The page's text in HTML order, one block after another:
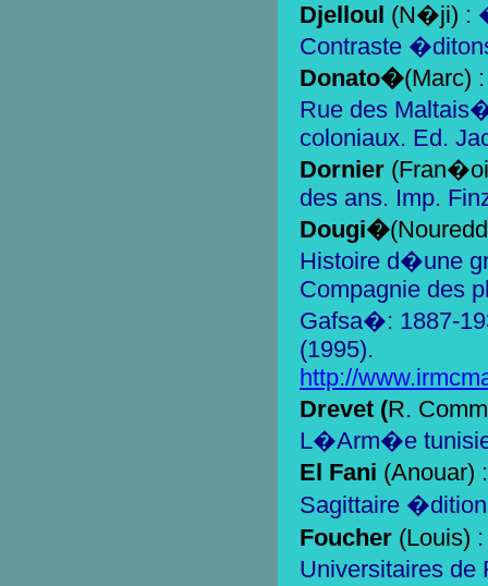
Djelloul (N�ji) :
Contraste
Donato�(Marc) :
Rue des
coloniaux. Ed.
Dornier
des ans. Imp.
Dougi�
Histoire d�une
Compagnie des
Gafsa�: 1887-
(1995).
http://
Drevet (R.
L�Arm�e
El Fani (Anouar)
Sagittaire
Foucher (Louis)
Universitaires